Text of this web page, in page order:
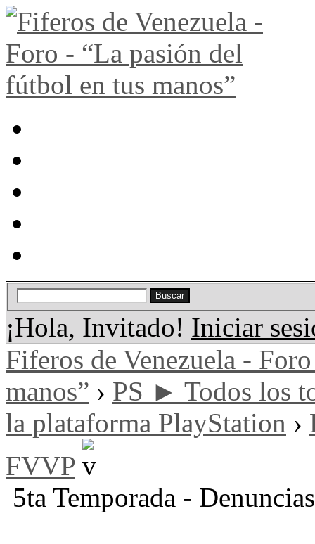
¡Hola, Invitado! Iniciar
Fiferos de Venezuela -
manos” › PS ► Todos los
la plataforma PlayStation ›
FVVP
5ta Temporada - Denuncias